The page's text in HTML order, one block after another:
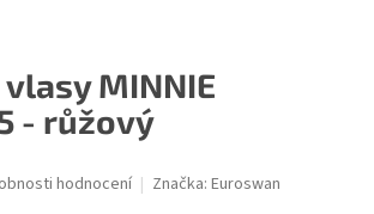
MINNIE
- růžový
hodnocení Značka: Euroswan